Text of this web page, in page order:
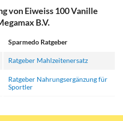
von Eiweiss 100 Vanille
B.V.
Sparmedo Ratgeber
Ratgeber Mahlzeitenersatz
Ratgeber Nahrungsergänzung für
Sportler